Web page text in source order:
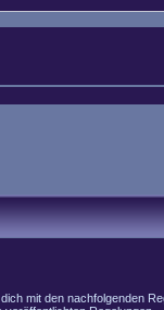
mit den nachfolgenden